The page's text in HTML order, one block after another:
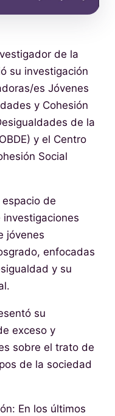
de la
su investigación
es Jóvenes
y Cohesión
de la
y el Centro
Social
de
jóvenes
enfocadas
y su
su
exceso y
sobre el trato de
de la sociedad
En los últimos